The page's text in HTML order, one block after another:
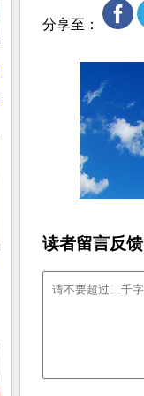
分享至：
读者留言反